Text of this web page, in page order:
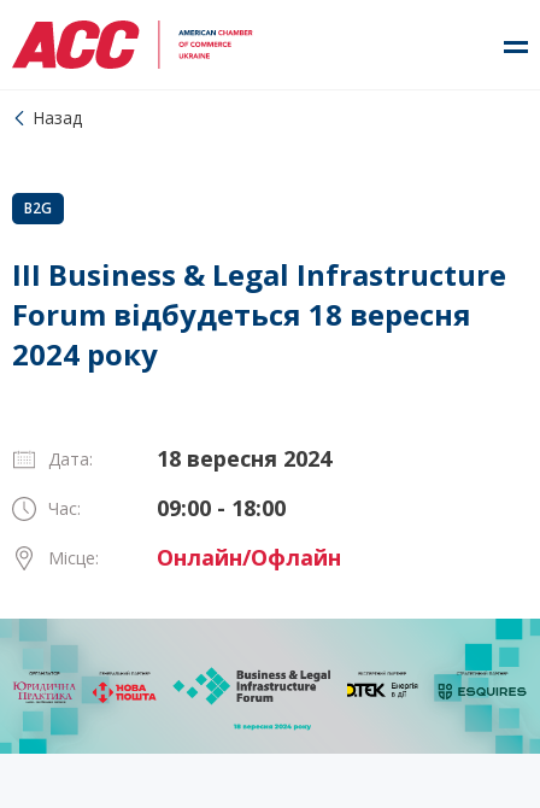
Назад
B2G
ІІІ Business & Legal Infrastructure
Forum відбудеться 18 вересня
2024 року
Дата: 18 вересня 2024
Час: 09:00 - 18:00
Місце: Онлайн/Офлайн